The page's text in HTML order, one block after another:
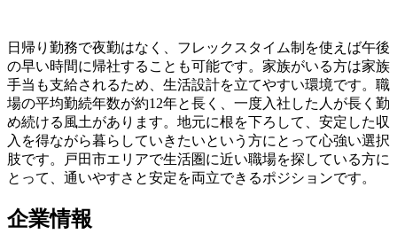
日帰り勤務で夜勤はなく、フレックスタイム制を使えば午後
の早い時間に帰社することも可能です。家族がいる方は家族
手当も支給されるため、生活設計を立てやすい環境です。職
場の平均勤続年数が約12年と長く、一度入社した人が長く勤
め続ける風土があります。地元に根を下ろして、安定した収
入を得ながら暮らしていきたいという方にとって心強い選択
肢です。戸田市エリアで生活圏に近い職場を探している方に
とって、通いやすさと安定を両立できるポジションです。
企業情報